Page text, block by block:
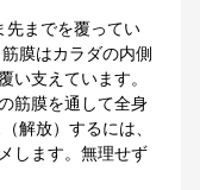
先までを覆ってい
膜はカラダの内側
い支えています。
筋膜を通して全身
解放）するには、
します。無理せず